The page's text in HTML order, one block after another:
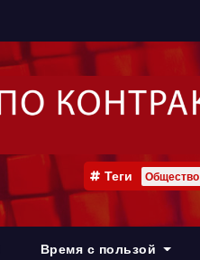
Теги Общество
Время с пользой